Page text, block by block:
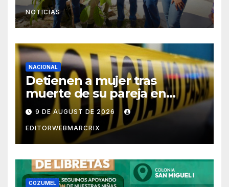
NOTICIAS
NACIONAL
Detienen a mujer tras
muerte de su pareja en
Saltillo
9 DE AUGUST DE 2026
EDITORWEBMARCRIX
COZUMEL